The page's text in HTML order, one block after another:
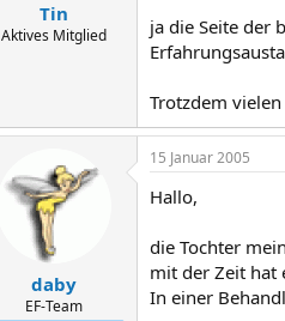
Tin
Aktives Mitglied
ja die Seite der
Trotzdem
daby
EF-Team
15 Januar 2005
Hallo,
die Tochter
mit der Zeit hat
In einer